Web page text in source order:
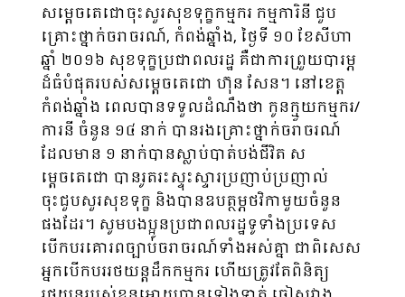
សម្ដេចតេជោចុះសួរសុខទុក្ខកម្មករ កម្មការិនី ជួប
គ្រោះថ្នាក់ចរាចរណ៍, កំពង់ឆ្នាំង, ថ្ងៃទី ១០ ខែសីហា
ឆ្នាំ ២០១៦ សុខទុក្ខប្រជាពលរដ្ឋ គឺជាការព្រួយបារម្ភ
ដ៏ធំបំផុតរបស់សម្តេចតេជោ ហ៊ុន សែន។ នៅ​ខេត្ត
កំពង់ឆ្នាំង ពេលបានទទួលដំណឹងថា កូនក្មួយកម្មករ/
ការនី ចំនួន ១៤ នាក់ បានរង​គ្រោះ​ថ្នាក់ចរាចរណ៍
ដែលមាន ១ នាក់​បានស្លាប់បាត់បង់ជីវិត ស
ម្តេចតេជោ បានរូតរះស្ទុះស្ទារប្រញាប់ប្រញាល់
ចុះជួបសួរសុខទុក្ខ និងបាន​ឧប​ត្ថម្ភ​ថវិកាមួយចំនួន
ផងដែរ។ សូមបងប្អូនប្រជាពលរដ្ឋទូទាំងប្រទេស
បើកបរគោរពច្បាប់ចរាចរណ៍ទាំង​អស់​គ្នា ជាពិសេស
អ្នកបើកបររថយន្តដឹកកម្មករ ហើយត្រូវតែពិនិត្យ